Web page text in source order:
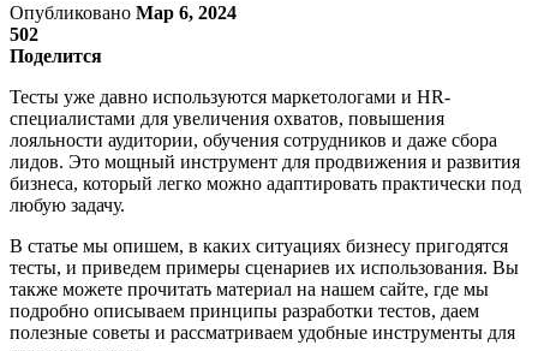
Опубликовано Мар 6, 2024
502
Поделится
Тесты уже давно используются маркетологами и HR-
специалистами для увеличения охватов, повышения
лояльности аудитории, обучения сотрудников и даже сбора
лидов. Это мощный инструмент для продвижения и развития
бизнеса, который легко можно адаптировать практически под
любую задачу.
В статье мы опишем, в каких ситуациях бизнесу пригодятся
тесты, и приведем примеры сценариев их использования. Вы
также можете прочитать материал на нашем сайте, где мы
подробно описываем принципы разработки тестов, даем
полезные советы и рассматриваем удобные инструменты для